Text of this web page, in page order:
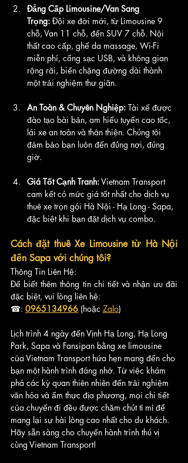
Đẳng Cấp Limousine/Van Sang
Trọng: Đội xe đời mới, từ Limousine 9
chỗ, Van 11 chỗ, đến SUV 7 chỗ. Nội
thất cao cấp, ghế da massage, Wi-Fi
miễn phí, cổng sạc USB, và không gian
rộng rãi, biến chặng đường dài thành
một trải nghiệm thư giãn.
An Toàn & Chuyên Nghiệp: Tài xế được
đào tạo bài bản, am hiểu tuyến cao tốc,
lái xe an toàn và thân thiện. Chúng tôi
đảm bảo bạn luôn đến đúng nơi, đúng
giờ.
Giá Tốt Cạnh Tranh: Vietnam Transport
cam kết có mức giá tốt nhất cho dịch vụ
thuê xe trọn gói Hà Nội - Hạ Long - Sapa,
đặc biệt khi bạn đặt dịch vụ combo.
Cách đặt thuê Xe Limousine từ Hà Nội
đến Sapa với chúng tôi?
Thông Tin Liên Hệ:
Để biết thêm thông tin chi tiết và nhận ưu đãi
đặc biệt, vui lòng liên hệ:
☎: 0965134966 (hoặc Zalo)
Lịch trình 4 ngày đến Vịnh Hạ Long, Hạ Long
Park, Sapa và Fansipan bằng xe limousine
của Vietnam Transport hứa hẹn mang đến cho
bạn một hành trình đáng nhớ. Từ việc khám
phá các kỳ quan thiên nhiên đến trải nghiệm
văn hóa và ẩm thực địa phương, mọi chi tiết
của chuyến đi đều được chăm chút tỉ mỉ để
mang lại sự hài lòng cao nhất cho du khách.
Hãy sẵn sàng cho chuyến hành trình thú vị
cùng Vietnam Transport!